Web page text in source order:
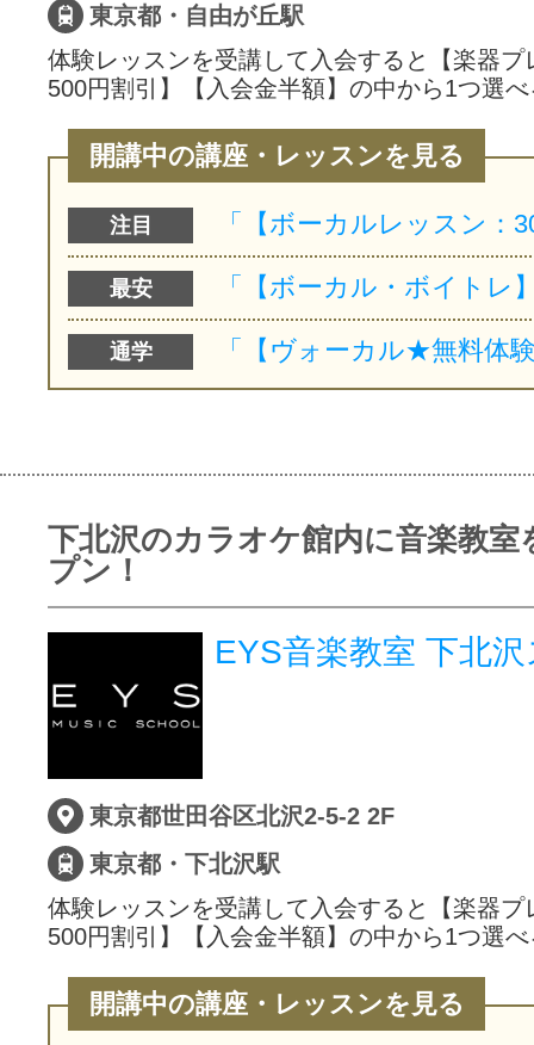
東京都・自由が丘駅
体験レッスンを受講して入会すると【楽器プ
500円割引】【入会金半額】の中から1つ選
開講中の講座・レッスンを見る
注目
最安
通学
下北沢のカラオケ館内に音楽教室
プン！
EYS音楽教室 下北
東京都世田谷区北沢2-5-2 2F
東京都・下北沢駅
体験レッスンを受講して入会すると【楽器プ
500円割引】【入会金半額】の中から1つ選
開講中の講座・レッスンを見る